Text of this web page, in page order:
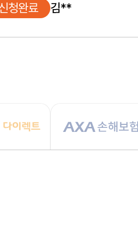
청완료 임**